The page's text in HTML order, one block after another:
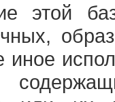
этой
иное